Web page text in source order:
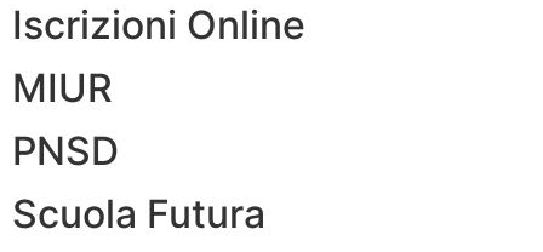
Iscrizioni Online
MIUR
PNSD
Scuola Futura